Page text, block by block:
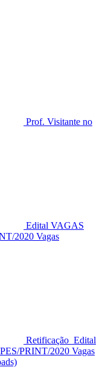
Prof. Visitante no
Edital VAGAS
2020 Vagas
Retificação_Edital
PRINT/2020 Vagas